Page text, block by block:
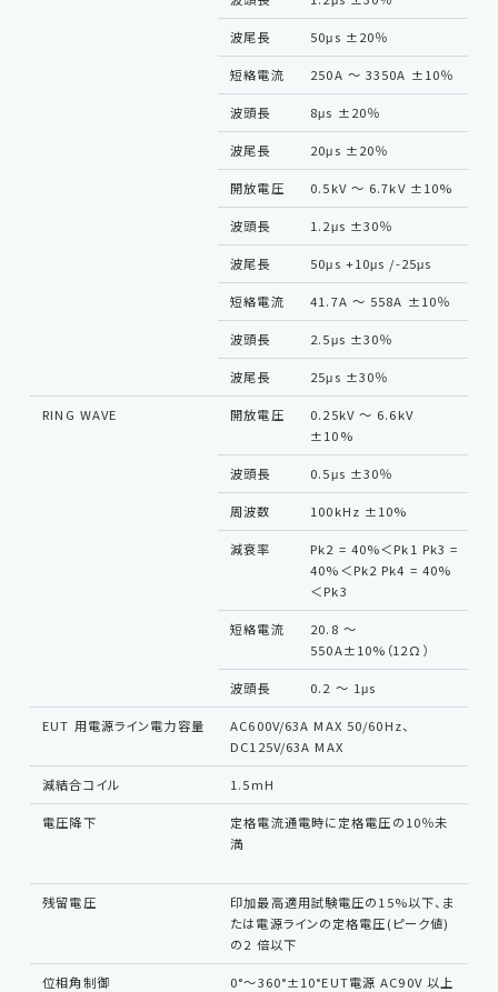
波尾長 50μs ±20％
短絡電流 250A 〜 3350A ±10％
波頭長 8μs ±20％
波尾長 20μs ±20％
開放電圧 0.5kV 〜 6.7kV ±10%
波頭長 1.2μs ±30％
波尾長 50μs +10μs /-25μs
短絡電流 41.7A 〜 558A ±10％
波頭長 2.5μs ±30％
波尾長 25μs ±30％
RING WAVE 開放電圧
0.25kV 〜 6.6kV
±10%
波頭長 0.5μs ±30％
周波数 100kHz ±10%
減衰率
Pk2 = 40%＜Pk1 Pk3 =
40%＜Pk2 Pk4 = 40%
＜Pk3
短絡電流
20.8 〜
550A±10%（12Ω）
波頭長 0.2 〜 1μs
EUT 用電源ライン電力容量
AC600V/63A MAX 50/60Hz、
DC125V/63A MAX
減結合コイル 1.5mH
電圧降下
定格電流通電時に定格電圧の10％未
満
残留電圧
印加最高適用試験電圧の15%以下、ま
たは電源ラインの定格電圧(ピーク値)
の2 倍以下
位相角制御
0°〜360°±10°EUT電源 AC90V 以上